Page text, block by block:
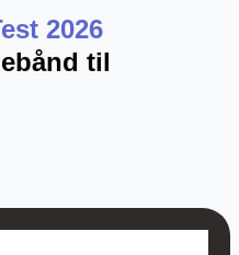
2026
til